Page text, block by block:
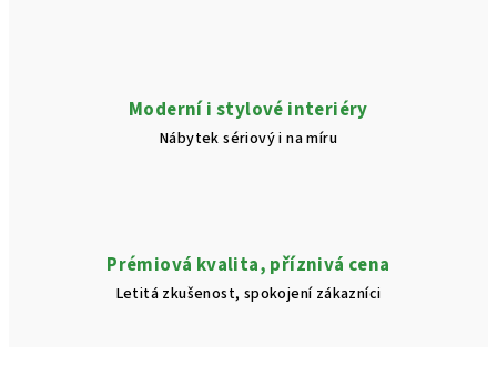
Moderní i stylové interiéry
Nábytek sériový i na míru
Prémiová kvalita, příznivá cena
Letitá zkušenost, spokojení zákazníci